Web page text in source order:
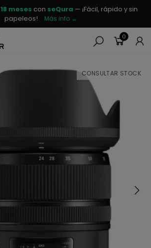
18 meses con seQura — ¡Fácil, rápido y sin
papeleos!
Más info →
0
CONSULTAR STOCK